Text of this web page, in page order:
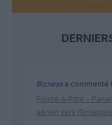
Biznessa commenté
Pointe‑à‑Pitre –
aérien vers